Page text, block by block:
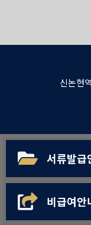
신논현
서류발급
비급여안